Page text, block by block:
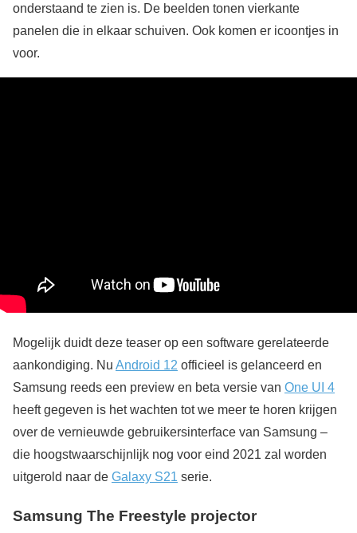
onderstaand te zien is. De beelden tonen vierkante
panelen die in elkaar schuiven. Ook komen er icoontjes in
voor.
Mogelijk duidt deze teaser op een software gerelateerde
aankondiging. Nu Android 12 officieel is gelanceerd en
Samsung reeds een preview en beta versie van One UI 4
heeft gegeven is het wachten tot we meer te horen krijgen
over de vernieuwde gebruikersinterface van Samsung –
die hoogstwaarschijnlijk nog voor eind 2021 zal worden
uitgerold naar de Galaxy S21 serie.
Samsung The Freestyle projector